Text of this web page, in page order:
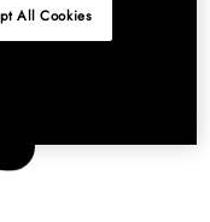
All Cookies